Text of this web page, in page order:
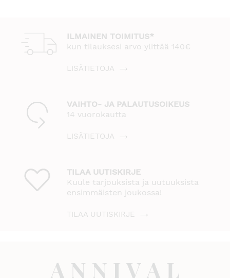
ILMAINEN TOIMITUS*
kun tilauksesi arvo ylittää 140€
LISÄTIETOJA
VAIHTO- JA PALAUTUSOIKEUS
14 vuorokautta
LISÄTIETOJA
TILAA UUTISKIRJE
Kuule tarjouksista ja uutuuksista
ensimmäisten joukossa!
TILAA UUTISKIRJE